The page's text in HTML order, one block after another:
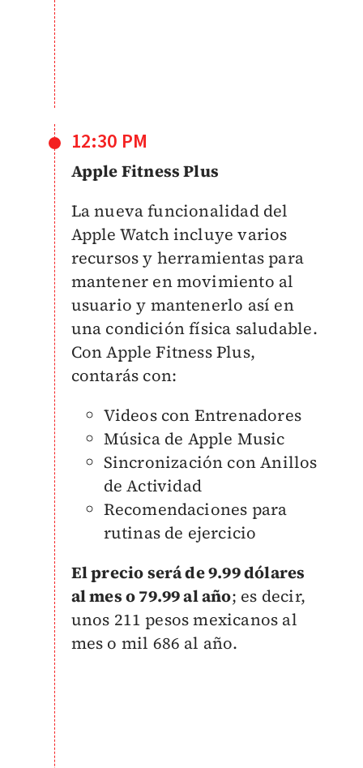
12:30 PM
Apple Fitness Plus
La nueva funcionalidad del
Apple Watch incluye varios
recursos y herramientas para
mantener en movimiento al
usuario y mantenerlo así en
una condición física saludable.
Con Apple Fitness Plus,
contarás con:
Videos con Entrenadores
Música de Apple Music
Sincronización con Anillos
de Actividad
Recomendaciones para
rutinas de ejercicio
El precio será de 9.99 dólares
al mes o 79.99 al año; es decir,
unos 211 pesos mexicanos al
mes o mil 686 al año.